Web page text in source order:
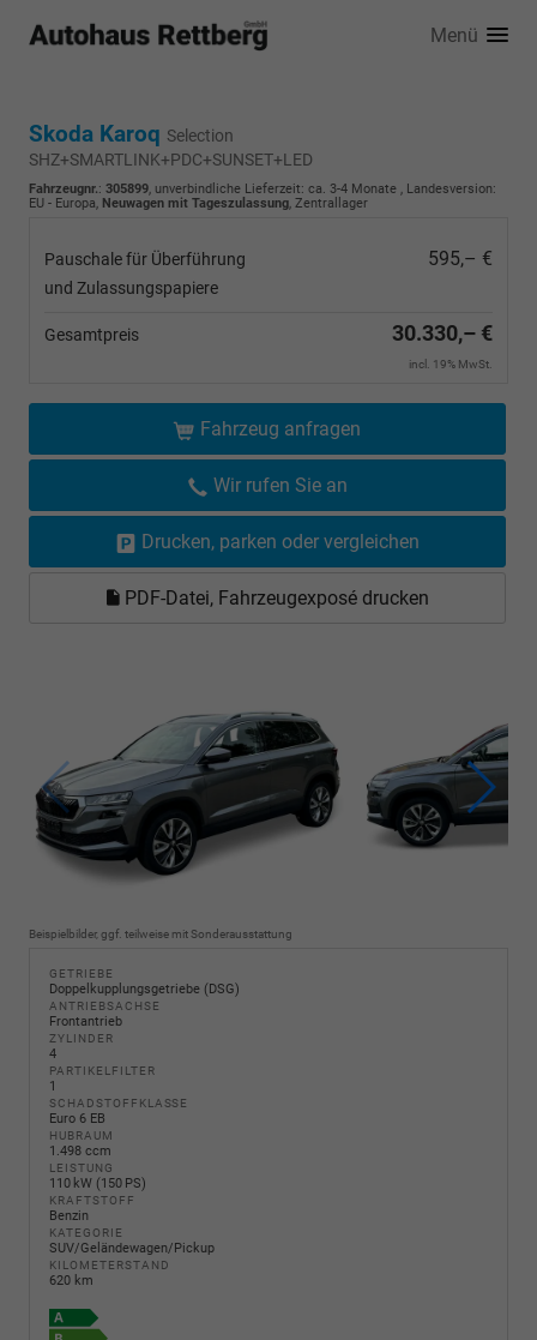
Menü
Skoda Karoq Selection
SHZ+SMARTLINK+PDC+SUNSET+LED
Fahrzeugnr.: 305899, unverbindliche Lieferzeit: ca. 3-4 Monate , Landesversion:
EU - Europa, Neuwagen mit Tageszulassung, Zentrallager
Pauschale für Überführung
und Zulassungspapiere
595,– €
Gesamtpreis 30.330,– €
incl. 19% MwSt.
Fahrzeug anfragen
Wir rufen Sie an
Drucken, parken oder vergleichen
PDF-Datei, Fahrzeugexposé drucken
Beispielbilder, ggf. teilweise mit Sonderausstattung
GETRIEBE
Doppelkupplungsgetriebe (DSG)
ANTRIEBSACHSE
Frontantrieb
ZYLINDER
4
PARTIKELFILTER
1
SCHADSTOFFKLASSE
Euro 6 EB
HUBRAUM
1.498 ccm
LEISTUNG
110 kW (150 PS)
KRAFTSTOFF
Benzin
KATEGORIE
SUV/Geländewagen/Pickup
KILOMETERSTAND
620 km